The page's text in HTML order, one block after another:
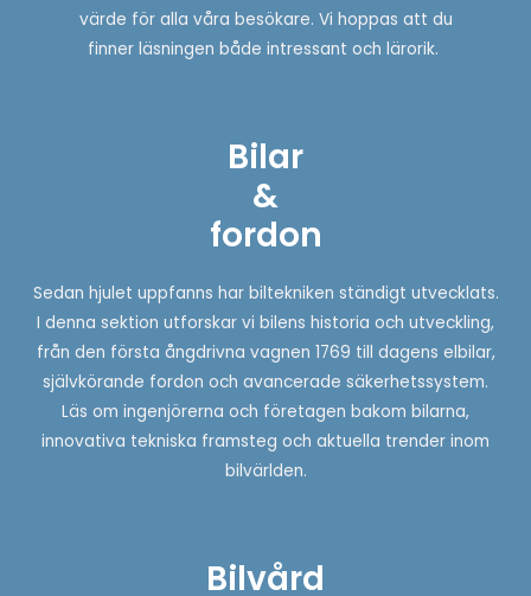
värde för alla våra besökare. Vi hoppas att du
finner läsningen både intressant och lärorik.
Bilar
&
fordon
Sedan hjulet uppfanns har biltekniken ständigt utvecklats.
I denna sektion utforskar vi bilens historia och utveckling,
från den första ångdrivna vagnen 1769 till dagens elbilar,
självkörande fordon och avancerade säkerhetssystem.
Läs om ingenjörerna och företagen bakom bilarna,
innovativa tekniska framsteg och aktuella trender inom
bilvärlden.
Bilvård